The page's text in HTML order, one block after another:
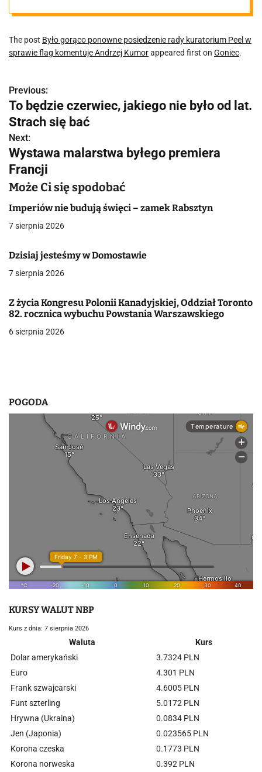
kuratorium
Peel w sprawie
flag komentuje
Andrzej Kumor
The post Było gorąco ponowne posiedzenie rady kuratorium Peel w
sprawie flag komentuje Andrzej Kumorappeared first on Goniec.
N
a
w
i
g
a
c
j
a
p
i
Previous:
To będzie czerwiec, jakiego nie było od lat.
Strach się bać
Next:
Wystawa malarstwa byłego premiera
Francji
Może Ci się spodobać
Imperiów nie budują święci – zamek Rabsztyn
7 sierpnia 2026
Dzisiaj jesteśmy w Domostawie
7 sierpnia 2026
Z życia Kongresu Polonii Kanadyjskiej, Oddział Toronto
82. rocznica wybuchu Powstania Warszawskiego
6 sierpnia 2026
POGODA
KURSY WALUT NBP
Kurs z dnia: 7 sierpnia 2026
Waluta
Kurs
Dolar amerykański
3.7324 PLN
Euro
4.301 PLN
Frank szwajcarski
4.6005 PLN
Funt szterling
5.0172 PLN
Hrywna (Ukraina)
0.0834 PLN
Jen (Japonia)
0.023565 PLN
Korona czeska
0.1773 PLN
Korona norweska
0.392 PLN